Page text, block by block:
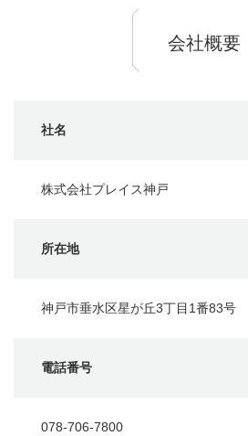
会社概要
社名
株式会社プレイス神戸
所在地
神戸市垂水区星が丘3丁目1番83号
電話番号
078-706-7800